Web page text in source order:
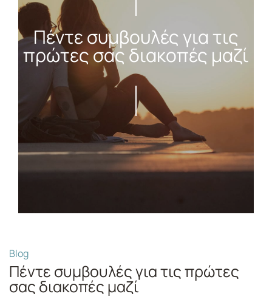
Πέντε συμβουλές για τις
πρώτες σας διακοπές μαζί
Blog
Πέντε συμβουλές για τις πρώτες
σας διακοπές μαζί